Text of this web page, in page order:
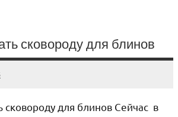
сковороду для блинов
сковороду для блинов Сейчас в